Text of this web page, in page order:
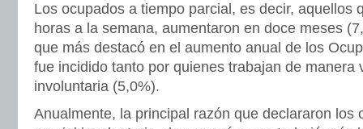
Los ocupados a tiempo parcial, es decir, aquellos
horas a la semana, aumentaron en doce meses
que más destacó en el aumento anual de los
fue incidido tanto por quienes trabajan de manera
involuntaria (5,0%).
Anualmente, la principal razón que declararon los